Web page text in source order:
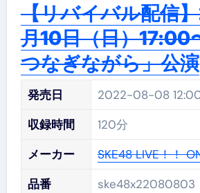
【リバイバル配信
月10日（日）17:00
つなぎながら」公演
発売日
2022-08-08
収録時間
120分
メーカー
SKE48 LIVE！！
品番
ske48x22080803